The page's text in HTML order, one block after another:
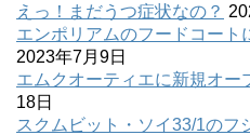
えっ！まだうつ症状なの？
エンポリアムのフードコート
2023年7月9日
エムクオーティエに新規オー
18日
スクムビット・ソイ33/1のフ